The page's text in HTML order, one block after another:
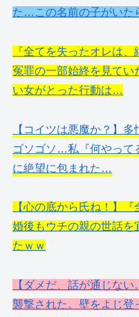
た…この名前の子がいた
『全てを失ったオレは
冤罪の一部始終を見てい
い女がとった行動は…
【コイツは悪魔か？】
ゴソゴソ…私『何やって
に絶望に包まれた…
【心の底から氏ね！】
婚後もウチの親の世話を
たｗｗ
【ダメだ、話が通じな
襲撃された。壁をよじ登